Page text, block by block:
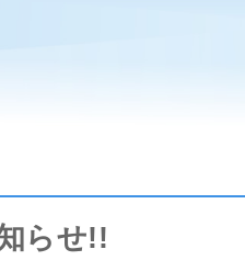
らせ!!